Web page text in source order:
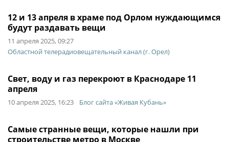
12 и 13 апреля в храме под Орлом нуждающимся
будут раздавать вещи
11 апреля 2025, 09:27
Областной телерадиовещательный канал (г. Орел)
Свет, воду и газ перекроют в Краснодаре 11
апреля
10 апреля 2025, 16:23 Блог сайта «Живая Кубань»
Самые странные вещи, которые нашли при
строительстве метро в Москве